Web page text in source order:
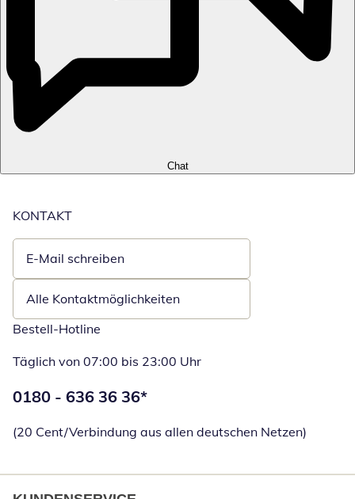
Chat
KONTAKT
E-Mail schreiben
Öffnet E-Mail-Client
Alle Kontaktmöglichkeiten
Bestell-Hotline
Täglich von 07:00 bis 23:00 Uhr
Telefonnummer:
0180 - 636 36 36*
(20 Cent/Verbindung aus allen deutschen Netzen)